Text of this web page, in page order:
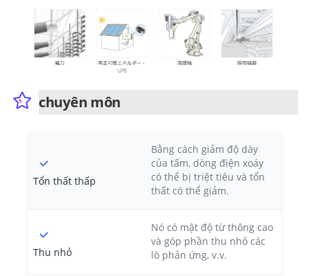
chuyên môn
Tổn thất thấp
Bằng cách giảm độ dày
của tấm, dòng điện xoáy
có thể bị triệt tiêu và tổn
thất có thể giảm.
Thu nhỏ
Nó có mật độ từ thông cao
và góp phần thu nhỏ các
lò phản ứng, v.v.